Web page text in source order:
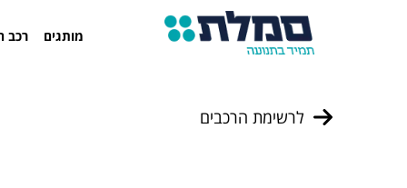
מותגים רכב
לרשימת הרכבים